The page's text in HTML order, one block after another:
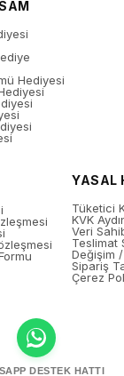
Hediyesi
YASAL
Tüketici
KVK
Veri
Teslimat
Değişim
Sipariş
Çerez
DESTEK HATTI